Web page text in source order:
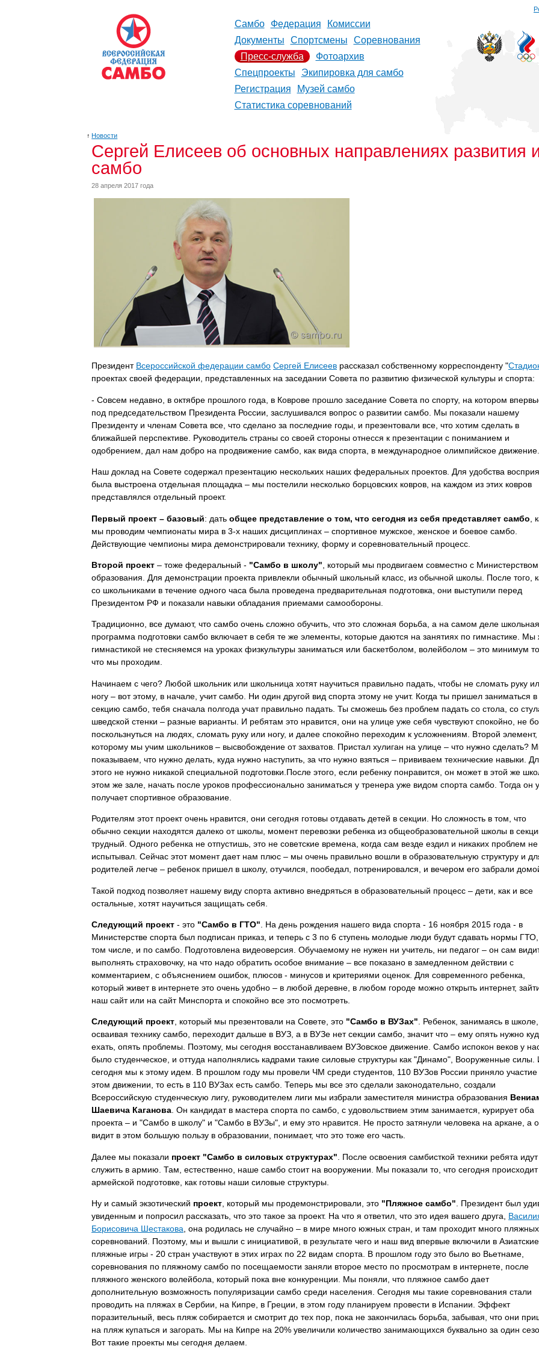
Самбо Федерация
Комиссии
Документы
Спортсмены
Соревнования
Пресс-служба
Фотоархив
Спецпроекты
Экипировка для самбо
Регистрация
Музей самбо
Статистика соревнований
↑ Новости
Сергей Елисеев об основных направлениях развития
самбо
28 апреля 2017 года
Президент Всероссийской федерации самбо Сергей Елисеев рассказал собственному корреспонденту "
проектах своей федерации, представленных на заседании Совета по развитию физической культуры и спорта:
- Совсем недавно, в октябре прошлого года, в Коврове прошло заседание Совета по спорту, на котором
под председательством Президента России, заслушивался вопрос о развитии самбо. Мы показали нашему
Президенту и членам Совета все, что сделано за последние годы, и презентовали все, что хотим сделать в
ближайшей перспективе. Руководитель страны со своей стороны отнесся к презентации с пониманием и
одобрением, дал нам добро на продвижение самбо, как вида спорта, в международное олимпийское движение.
Наш доклад на Совете содержал презентацию нескольких наших федеральных проектов. Для удобства
была выстроена отдельная площадка – мы постелили несколько борцовских ковров, на каждом из этих ковров
представлялся отдельный проект.
Первый проект – базовый: дать общее представление о том, что сегодня из себя представляет самбо ,
мы проводим чемпионаты мира в 3-х наших дисциплинах – спортивное мужское, женское и боевое самбо.
Действующие чемпионы мира демонстрировали технику, форму и соревновательный процесс.
Второй проект – тоже федеральный - "Самбо в школу" , который мы продвигаем совместно с Министерством
образования. Для демонстрации проекта привлекли обычный школьный класс, из обычной школы. После того,
со школьниками в течение одного часа была проведена предварительная подготовка, они выступили перед
Президентом РФ и показали навыки обладания приемами самообороны.
Традиционно, все думают, что самбо очень сложно обучить, что это сложная борьба, а на самом деле школьная
программа подготовки самбо включает в себя те же элементы, которые даются на занятиях по гимнастике. Мы
гимнастикой не стесняемся на уроках физкультуры заниматься или баскетболом, волейболом – это минимум
что мы проходим.
Начинаем с чего? Любой школьник или школьница хотят научиться правильно падать, чтобы не сломать руку
ногу – вот этому, в начале, учит самбо. Ни один другой вид спорта этому не учит. Когда ты пришел заниматься в
секцию самбо, тебя сначала полгода учат правильно падать. Ты сможешь без проблем падать со стола, со
шведской стенки – разные варианты. И ребятам это нравится, они на улице уже себя чувствуют спокойно, не
поскользнуться на людях, сломать руку или ногу, и далее спокойно переходим к усложнениям. Второй элемент,
которому мы учим школьников – высвобождение от захватов. Пристал хулиган на улице – что нужно сделать?
показываем, что нужно делать, куда нужно наступить, за что нужно взяться – прививаем технические навыки.
этого не нужно никакой специальной подготовки.После этого, если ребенку понравится, он может в этой же
этом же зале, начать после уроков профессионально заниматься у тренера уже видом спорта самбо. Тогда он
получает спортивное образование.
Родителям этот проект очень нравится, они сегодня готовы отдавать детей в секции. Но сложность в том, что
обычно секции находятся далеко от школы, момент перевозки ребенка из общеобразовательной школы в
трудный. Одного ребенка не отпустишь, это не советские времена, когда сам везде ездил и никаких проблем не
испытывал. Сейчас этот момент дает нам плюс – мы очень правильно вошли в образовательную структуру и
родителей легче – ребенок пришел в школу, отучился, пообедал, потренировался, и вечером его забрали
Такой подход позволяет нашему виду спорта активно внедряться в образовательный процесс – дети, как и все
остальные, хотят научиться защищать себя.
Следующий проект - это "Самбо в ГТО" . На день рождения нашего вида спорта - 16 ноября 2015 года - в
Министерстве спорта был подписан приказ, и теперь с 3 по 6 ступень молодые люди будут сдавать нормы
том числе, и по самбо. Подготовлена видеоверсия. Обучаемому не нужен ни учитель, ни педагог – он сам
выполнять страховочку, на что надо обратить особое внимание – все показано в замедленном действии с
комментарием, с объяснением ошибок, плюсов - минусов и критериями оценок. Для современного ребенка,
который живет в интернете это очень удобно – в любой деревне, в любом городе можно открыть интернет,
наш сайт или на сайт Минспорта и спокойно все это посмотреть.
Следующий проект, который мы презентовали на Совете, это "Самбо в ВУЗах". Ребенок, занимаясь в школе,
осваивая технику самбо, переходит дальше в ВУЗ, а в ВУЗе нет секции самбо, значит что – ему опять нужно
ехать, опять проблемы. Поэтому, мы сегодня восстанавливаем ВУЗовское движение. Самбо испокон веков у
было студенческое, и оттуда наполнялись кадрами такие силовые структуры как "Динамо", Вооруженные силы.
сегодня мы к этому идем. В прошлом году мы провели ЧМ среди студентов, 110 ВУЗов России приняло участие
этом движении, то есть в 110 ВУЗах есть самбо. Теперь мы все это сделали законодательно, создали
Всероссийскую студенческую лигу, руководителем лиги мы избрали заместителя министра образования
Шаевича Каганова. Он кандидат в мастера спорта по самбо, с удовольствием этим занимается, курирует оба
проекта – и "Самбо в школу" и "Самбо в ВУЗы", и ему это нравится. Не просто затянули человека на аркане, а
видит в этом большую пользу в образовании, понимает, что это тоже его часть.
Далее мы показали проект "Самбо в силовых структурах" . После освоения самбисткой техники ребята идут
служить в армию. Там, естественно, наше самбо стоит на вооружении. Мы показали то, что сегодня происходит
армейской подготовке, как готовы наши силовые структуры.
Ну и самый экзотический проект , который мы продемонстрировали, это "Пляжное самбо" . Президент был
увиденным и попросил рассказать, что это такое за проект. На что я ответил, что это идея вашего друга,
Борисовича Шестакова , она родилась не случайно – в мире много южных стран, и там проходит много пляжных
соревнований. Поэтому, мы и вышли с инициативой, в результате чего и наш вид впервые включили в Азиатские
пляжные игры - 20 стран участвуют в этих играх по 22 видам спорта. В прошлом году это было во Вьетнаме,
соревнования по пляжному самбо по посещаемости заняли второе место по просмотрам в интернете, после
пляжного женского волейбола, который пока вне конкуренции. Мы поняли, что пляжное самбо дает
дополнительную возможность популяризации самбо среди населения. Сегодня мы такие соревнования стали
проводить на пляжах в Сербии, на Кипре, в Греции, в этом году планируем провести в Испании. Эффект
поразительный, весь пляж собирается и смотрит до тех пор, пока не закончилась борьба, забывая, что они
на пляж купаться и загорать. Мы на Кипре на 20% увеличили количество занимающихся буквально за один
Вот такие проекты мы сегодня делаем.